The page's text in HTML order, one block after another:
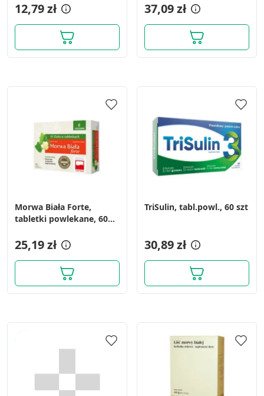
12,79 zł 37,09 zł
Morwa Biała Forte,
tabletki powlekane, 60
25,19 zł
TriSulin, tabl.powl., 60 szt
30,89 zł